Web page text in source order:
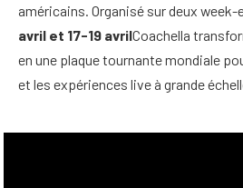
américains. Organisé sur deux
avril et 17-19 avrilCoachella
en une plaque tournante mondiale
et les expériences live à grande